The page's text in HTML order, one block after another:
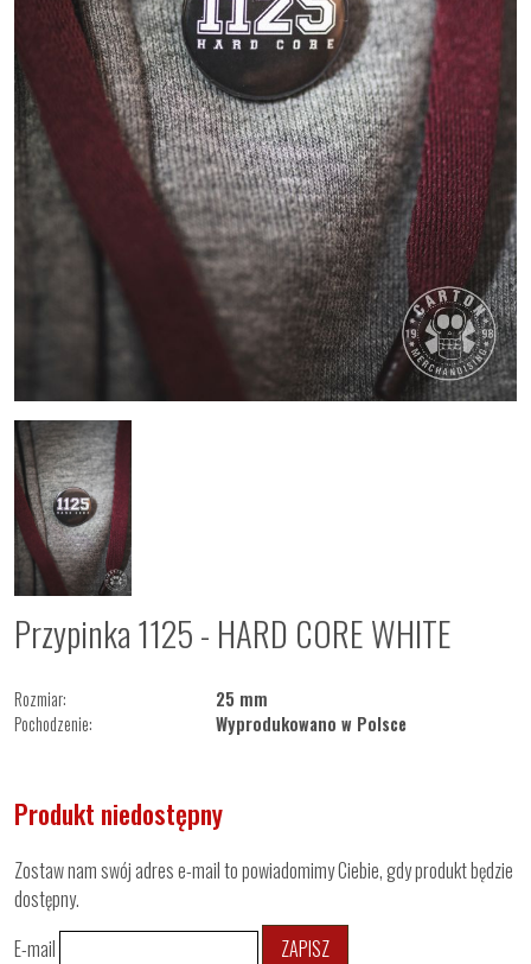
Przypinka 1125 - HARD CORE WHITE
Rozmiar:
25 mm
Pochodzenie:
Wyprodukowano w Polsce
Produkt niedostępny
Zostaw nam swój adres e-mail to powiadomimy Ciebie, gdy produkt będzie
dostępny.
E-mail
ZAPISZ